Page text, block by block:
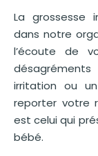
La grossesse
dans notre
l’écoute de
irritation ou
reporter votre
est celui qui
bébé.